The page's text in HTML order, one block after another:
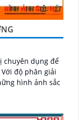
chuyên dụng để
hình ảnh sắc